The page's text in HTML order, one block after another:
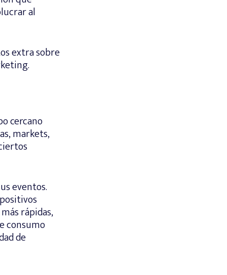
al
extra sobre
cercano
markets,
eventos.
rápidas,
consumo
de